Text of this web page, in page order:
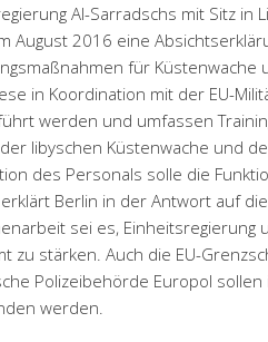
Al-Sarradschs mit Sitz in
August 2016 eine
für
in Koordination mit der EU-
werden und umfassen
libyschen Küstenwache und
des Personals solle die
Berlin in der Antwort auf
sei es, Einheitsregierung
zu stärken. Auch die EU-
Polizeibehörde Europol
werden.